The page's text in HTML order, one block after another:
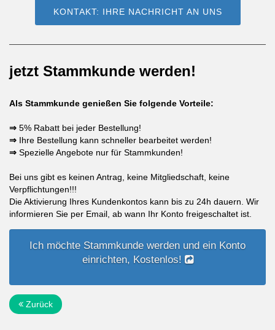
KONTAKT: IHRE NACHRICHT AN UNS
jetzt Stammkunde werden!
Als Stammkunde genießen Sie folgende Vorteile:
⇒ 5% Rabatt bei jeder Bestellung!
⇒ Ihre Bestellung kann schneller bearbeitet werden!
⇒ Spezielle Angebote nur für Stammkunden!
Bei uns gibt es keinen Antrag, keine Mitgliedschaft, keine
Verpflichtungen!!!
Die Aktivierung Ihres Kundenkontos kann bis zu 24h dauern. Wir
informieren Sie per Email, ab wann Ihr Konto freigeschaltet ist.
Ich möchte Stammkunde werden und ein Konto
einrichten, Kostenlos!
Zurück